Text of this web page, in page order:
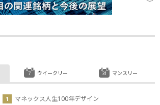
マネックス人生100年デザイン
ウイークリー マンスリー